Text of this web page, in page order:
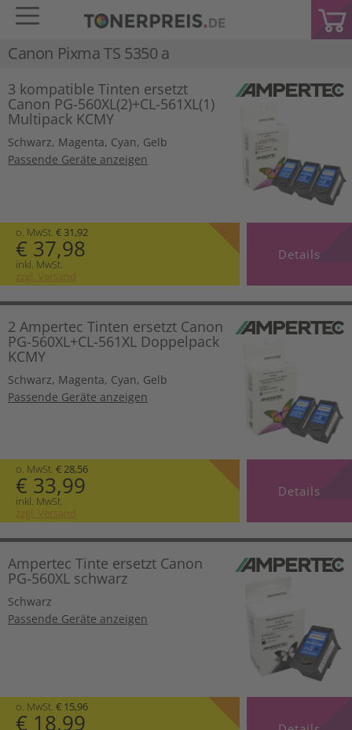
Canon Pixma TS 5350 a
3 kompatible Tinten ersetzt
Canon PG-560XL(2)+CL-561XL(1)
Multipack KCMY
Schwarz, Magenta, Cyan, Gelb
Passende Geräte anzeigen
o. MwSt. € 31,92
€ 37,98
inkl. MwSt.
zzgl. Versand
Details
2 Ampertec Tinten ersetzt Canon
PG-560XL+CL-561XL Doppelpack
KCMY
Schwarz, Magenta, Cyan, Gelb
Passende Geräte anzeigen
o. MwSt. € 28,56
€ 33,99
inkl. MwSt.
zzgl. Versand
Details
Ampertec Tinte ersetzt Canon
PG-560XL schwarz
Schwarz
Passende Geräte anzeigen
o. MwSt. € 15,96
€ 18,99